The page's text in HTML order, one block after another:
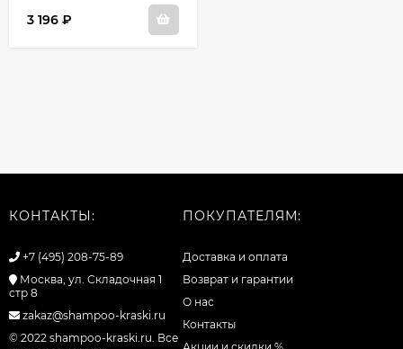
3 196 ₽
КОНТАКТЫ:
+7 (495) 208-75-89
Москва, ул. Складочная 1
стр 8
zakaz@shampoo-kraski.ru
© 2022 shampoo-kraski.ru. Все
ПОКУПАТЕЛЯМ:
Доставка и оплата
Возврат и гарантии
О нас
Контакты